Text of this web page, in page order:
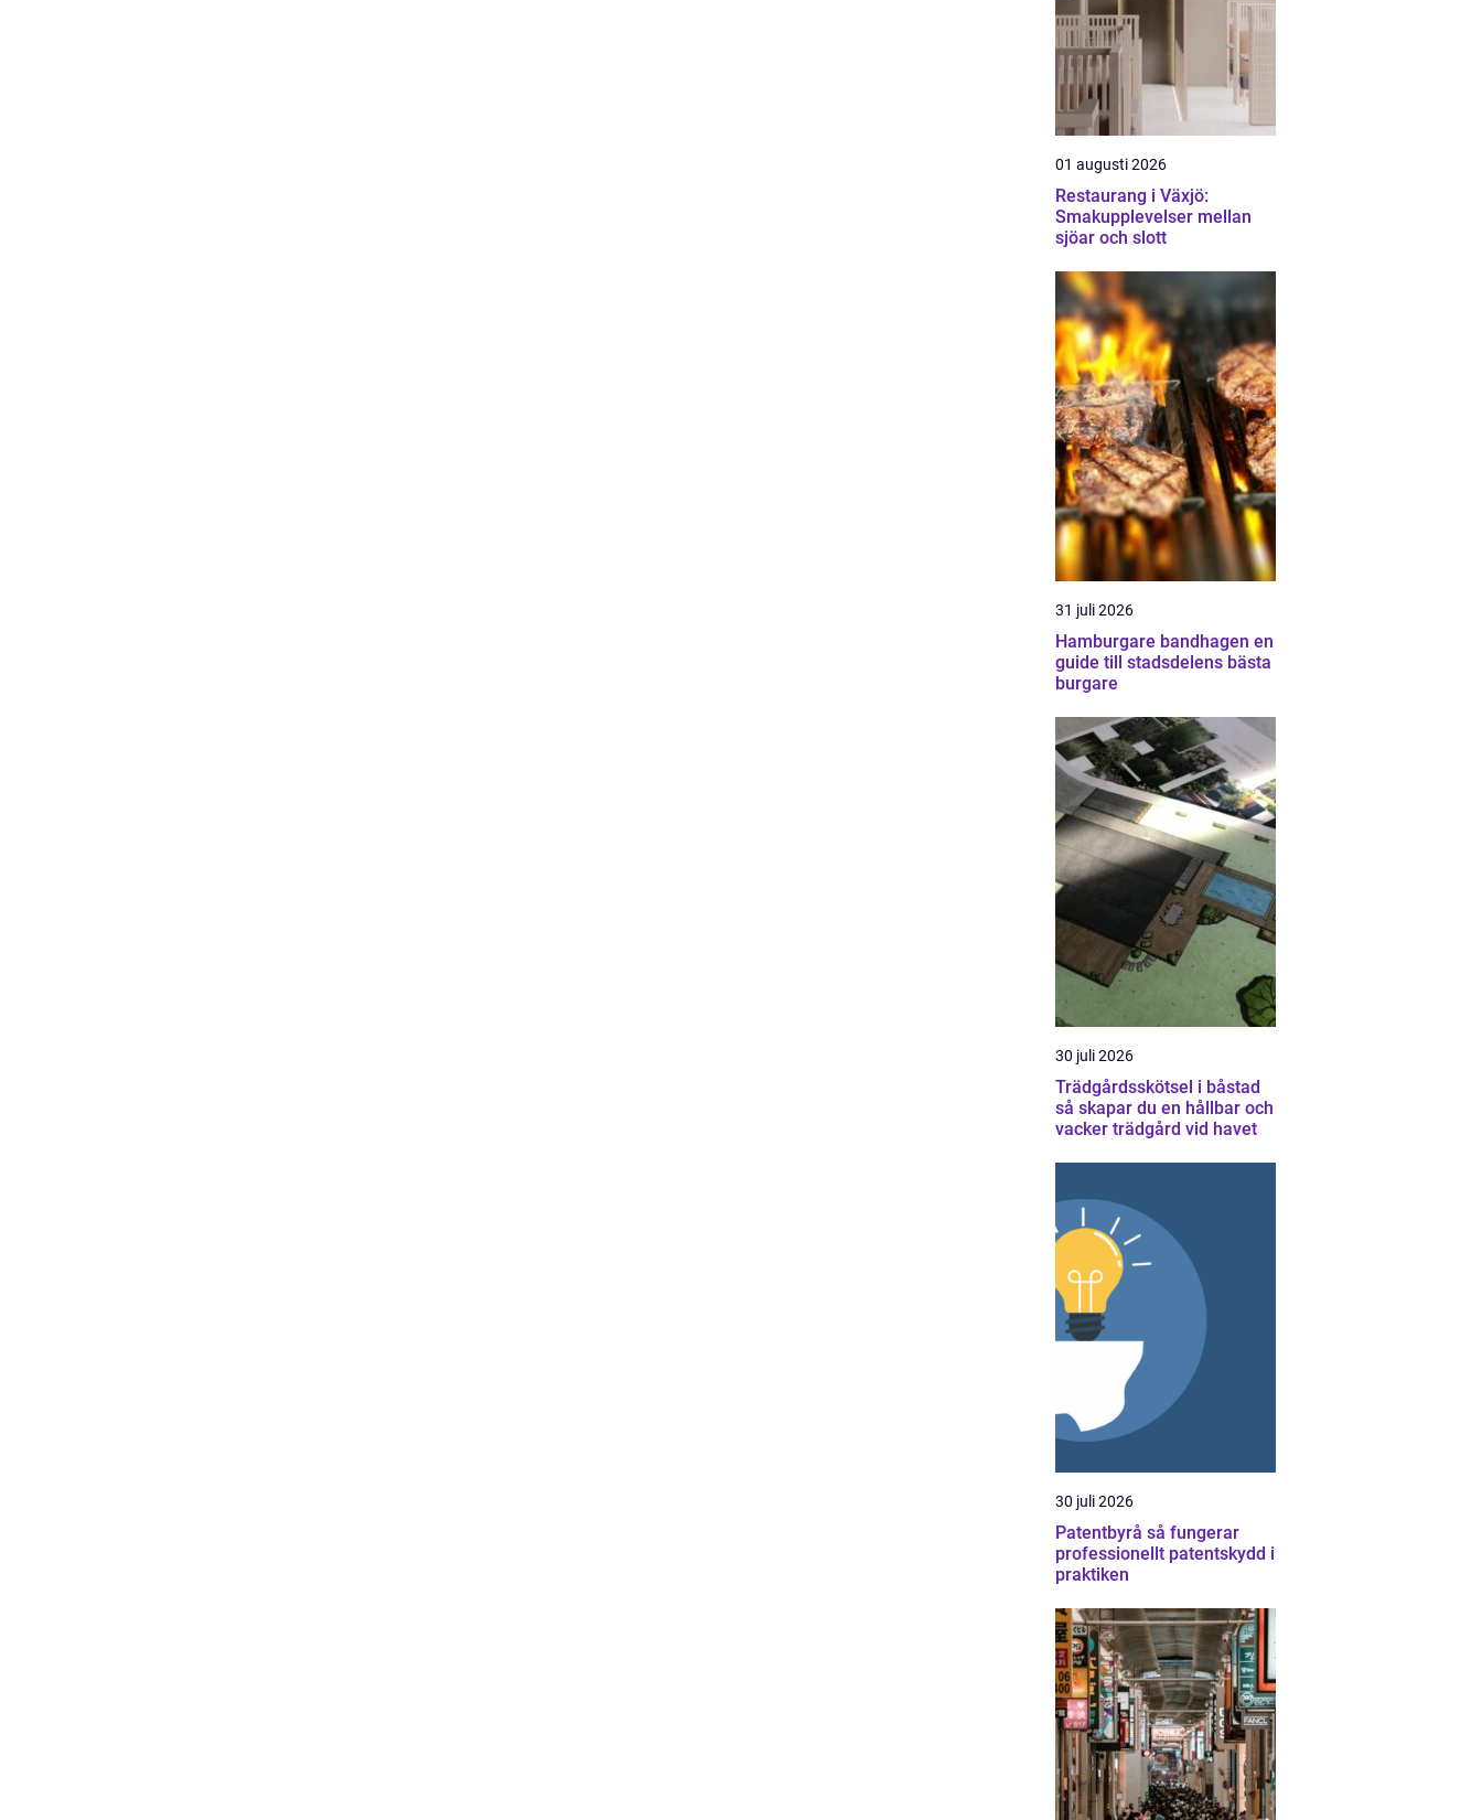
01 augusti 2026
Restaurang i Växjö:
Smakupplevelser mellan
sjöar och slott
31 juli 2026
Hamburgare bandhagen en
guide till stadsdelens bästa
burgare
30 juli 2026
Trädgårdsskötsel i båstad
så skapar du en hållbar och
vacker trädgård vid havet
30 juli 2026
Patentbyrå så fungerar
professionellt patentskydd i
praktiken